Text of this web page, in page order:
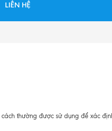
LIÊN HỆ
thường được sử dụng để xác